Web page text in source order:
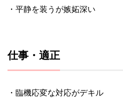
・平静を装うが嫉妬深い
仕事・適正
・臨機応変な対応がデキル